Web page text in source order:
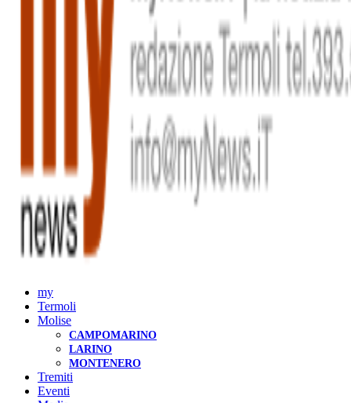
my
Termoli
Molise
CAMPOMARINO
LARINO
MONTENERO
Tremiti
Eventi